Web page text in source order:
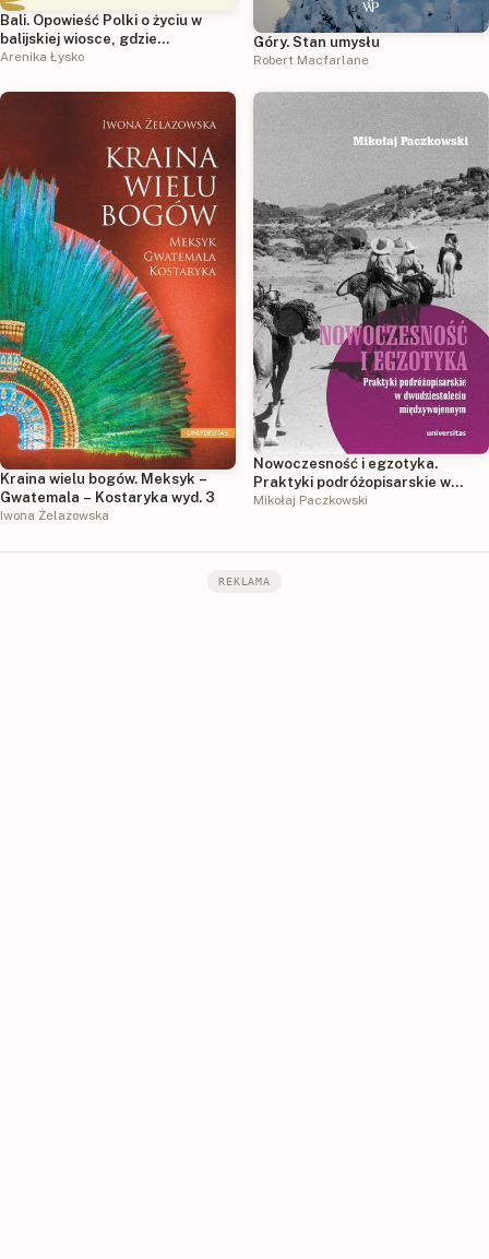
Bali. Opowieść Polki o życiu w
balijskiej wiosce, gdzie
codzienność staje się rytuałem
Arenika Łysko
Góry. Stan umysłu
Robert Macfarlane
Kraina wielu bogów. Meksyk –
Gwatemala – Kostaryka wyd. 3
Iwona Żelazowska
Nowoczesność i egzotyka.
Praktyki podróżopisarskie w
dwudziestoleciu międzywojennym
Mikołaj Paczkowski
REKLAMA